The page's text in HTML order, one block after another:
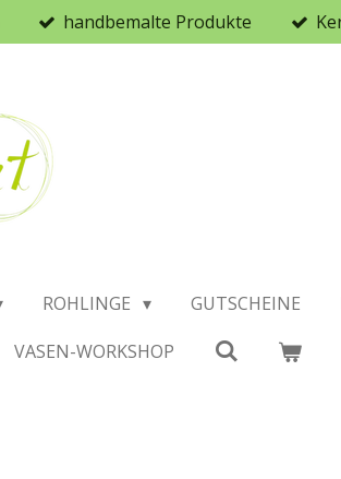
handbemalte Produkte
ROHLINGE GUTSCHEINE
VASEN-WORKSHOP